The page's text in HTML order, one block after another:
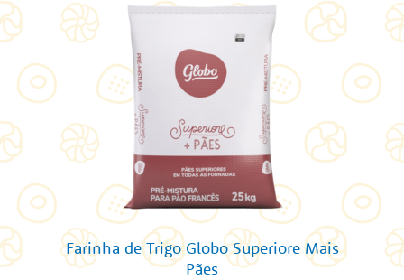
Farinha de Trigo Globo Superiore Mais
Pães